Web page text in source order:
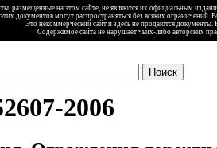
размещенные на этом сайте, не являются их официальным
документов могут распространяться без всяких
Это некоммерческий сайт и здесь не продаются документы.
Содержимое сайта не нарушает чьих-либо авторских
2006